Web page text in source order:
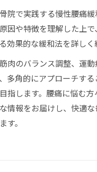
院で実践する慢性腰痛
因や特徴を理解した上
効果的な緩和法を詳しく
肉のバランス調整、運
多角的にアプローチす
指します。腰痛に悩む方
情報をお届けし、快適
す。